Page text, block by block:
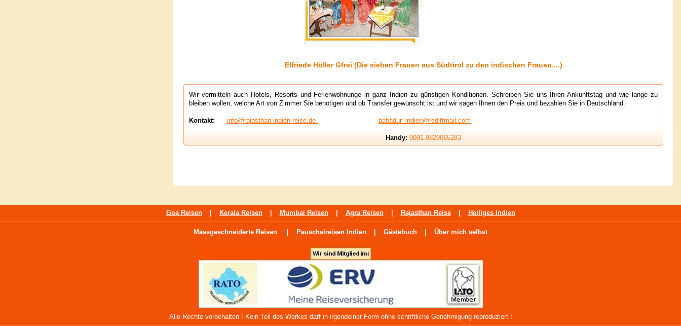
Elfriede Höller Gfrei (Die sieben Frauen aus Südtirol zu den indischen Frauen....)
Wir vermitteln auch Hotels, Resorts und Ferienwohnunge in ganz Indien zu günstigen Konditionen. Schreiben Sie uns Ihren Ankunftstag und wie lange zu
bleiben wollen, welche Art von Zimmer Sie benötigen und ob Transfer gewünscht ist und wir sagen Ihnen den Preis und bezahlen Sie in Deutschland.
Kontakt: info@rajasthan-indien-reise.de bahadur_indien@rediffmail.com
Handy: 0091-9829065283
Goa Reisen Kerala Reisen Mumbai Reisen Agra Reisen Rajasthan Reise Heiliges Indien
Massgeschneiderte Reisen Pauschalreisen Indien Gästebuch Über mich selbst
Alle Rechte vorbehalten ! Kein Teil des Werkes darf in irgendeiner Form ohne schriftliche Genehmigung reproduziert !